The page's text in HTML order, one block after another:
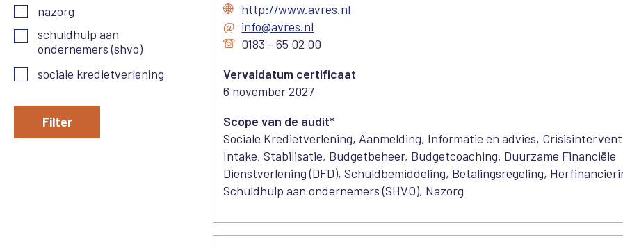
nazorg
schuldhulp aan
ondernemers (shvo)
sociale kredietverlening
Filter
http://www.avres.nl
info@avres.nl
0183 - 65 02 00
Vervaldatum certificaat
6 november 2027
Scope van de audit*
Sociale Kredietverlening, Aanmelding, Informatie en advies,
Intake, Stabilisatie, Budgetbeheer, Budgetcoaching, Duurzame Financiële
Dienstverlening (DFD), Schuldbemiddeling, Betalingsregeling,
Schuldhulp aan ondernemers (SHVO), Nazorg